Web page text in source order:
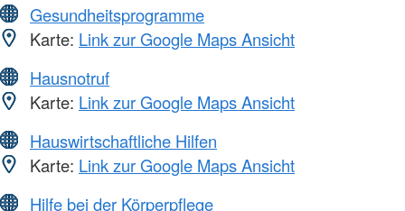
Gesundheitsprogramme
Karte: Link zur Google Maps Ansicht
Hausnotruf
Karte: Link zur Google Maps Ansicht
Hauswirtschaftliche Hilfen
Karte: Link zur Google Maps Ansicht
Hilfe bei der Körperpflege